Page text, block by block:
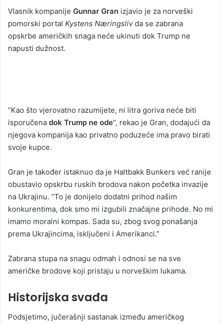
Vlasnik kompanije Gunnar Gran izjavio je za norveški
pomorski portal Kystens Næringslivda se zabrana
opskrbe američkih snaga neće ukinuti dok Trump ne
napusti dužnost.
“Kao što vjerovatno razumijete, ni litra goriva neće biti
isporučena dok Trump ne ode“, rekao je Gran, dodajući da
njegova kompanija kao privatno poduzeće ima pravo birati
svoje kupce.
Gran je također istaknuo da je Haltbakk Bunkers već ranije
obustavio opskrbu ruskih brodova nakon početka invazije
na Ukrajinu. “To je donijelo dodatni prihod našim
konkurentima, dok smo mi izgubili značajne prihode. No mi
imamo moralni kompas. Sada su, zbog svog ponašanja
prema Ukrajincima, isključeni i Amerikanci.”
Zabrana stupa na snagu odmah i odnosi se na sve
američke brodove koji pristaju u norveškim lukama.
Historijska svađa
Podsjetimo, jučerašnji sastanak između američkog